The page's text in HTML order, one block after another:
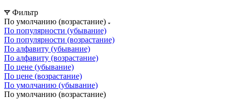
Фильтр
По умолчанию (возрастание)
По популярности (убывание)
По популярности (возрастание)
По алфавиту (убывание)
По алфавиту (возрастание)
По цене (убывание)
По цене (возрастание)
По умолчанию (убывание)
По умолчанию (возрастание)